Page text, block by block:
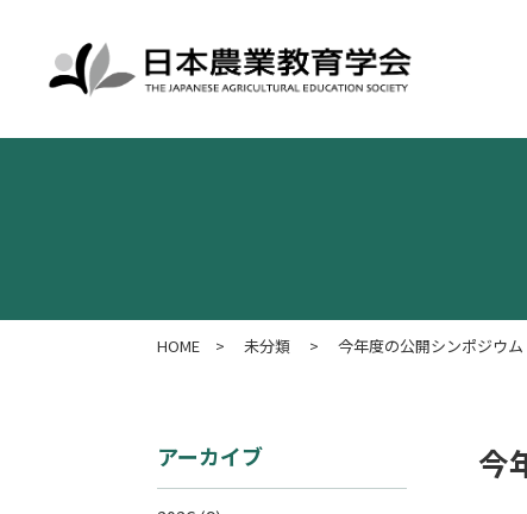
HOME > 未分類 > 今年度の公開シンポジウ
アーカイブ 今